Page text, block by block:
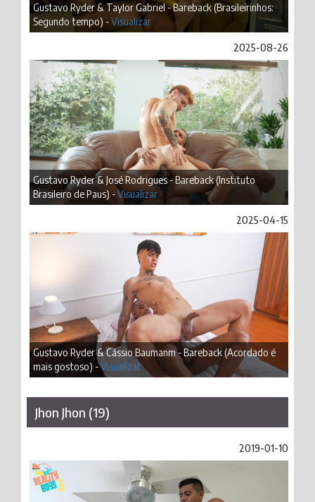
Gustavo Ryder & Taylor Gabriel - Bareback (Brasileirinhos:
Segundo tempo) -Visualizar
2025-08-26
Gustavo Ryder & José Rodrigues - Bareback (Instituto
Brasileiro de Paus) -Visualizar
2025-04-15
Gustavo Ryder & Cássio Baumanm - Bareback (Acordado é
mais gostoso) -Visualizar
Jhon Jhon (19)
2019-01-10